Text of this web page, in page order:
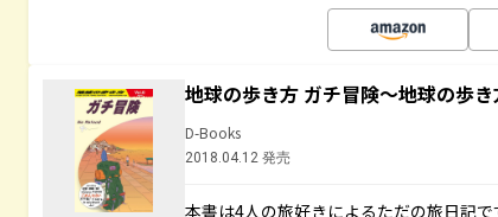
地球の歩き方 ガチ冒険～地球の歩
D-Books
2018.04.12 発売
本書は4人の旅好きによるただの旅日記